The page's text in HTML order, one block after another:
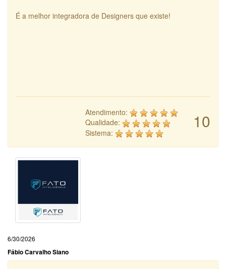
É a melhor integradora de Designers que existe!
10
Atendimento:
Qualidade:
Sistema:
6/30/2026
Fábio Carvalho Siano